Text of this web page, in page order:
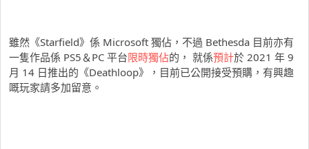
雖然《Starfield》係 Microsoft 獨佔，不過 Bethesda 目前亦有
一隻作品係 PS5＆PC 平台限時獨佔的， 就係預計於 2021 年 9
月 14 日推出的《Deathloop》，目前已公開接受預購，有興趣
嘅玩家請多加留意。